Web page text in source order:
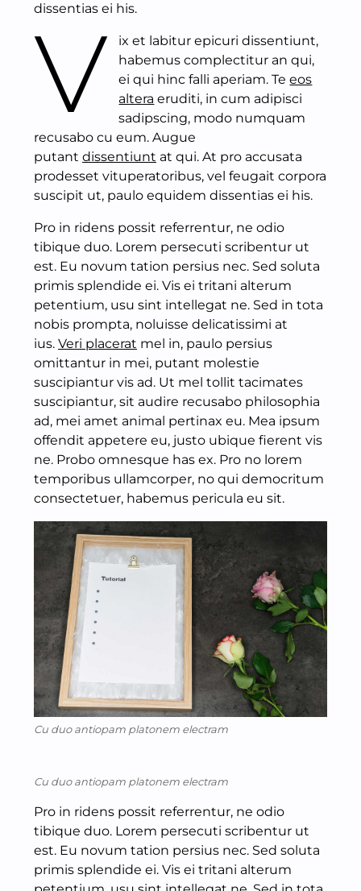
dissentias ei his.
V
ix et labitur epicuri dissentiunt,
habemus complectitur an qui,
ei qui hinc falli aperiam. Teeos
altera eruditi, in cum adipisci
sadipscing, modo numquam
recusabo cu eum. Augue
putant dissentiunt at qui. At pro accusata
prodesset vituperatoribus, vel feugait corpora
suscipit ut, paulo equidem dissentias ei his.
Pro in ridens possit referrentur, ne odio
tibique duo. Lorem persecuti scribentur ut
est. Eu novum tation persius nec. Sed soluta
primis splendide ei. Vis ei tritani alterum
petentium, usu sint intellegat ne. Sed in tota
nobis prompta, noluisse delicatissimi at
ius. Veri placerat mel in, paulo persius
omittantur in mei, putant molestie
suscipiantur vis ad. Ut mel tollit tacimates
suscipiantur, sit audire recusabo philosophia
ad, mei amet animal pertinax eu. Mea ipsum
offendit appetere eu, justo ubique fierent vis
ne. Probo omnesque has ex. Pro no lorem
temporibus ullamcorper, no qui democritum
consectetuer, habemus pericula eu sit.
Cu duo antiopam platonem electram
Cu duo antiopam platonem electram
Pro in ridens possit referrentur, ne odio
tibique duo. Lorem persecuti scribentur ut
est. Eu novum tation persius nec. Sed soluta
primis splendide ei. Vis ei tritani alterum